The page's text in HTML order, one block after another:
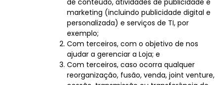
de conteúdo, atividades de publicidade e
marketing (incluindo publicidade digital e
personalizada) e serviços de TI, por
exemplo;
Com terceiros, com o objetivo de nos
ajudar a gerenciar a Loja; e
Com terceiros, caso ocorra qualquer
reorganização, fusão, venda, joint venture,